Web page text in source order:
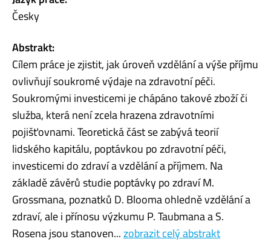
Česky
Abstrakt:
Cílem práce je zjistit, jak úroveň vzdělání a výše příjmu
ovlivňují soukromé výdaje na zdravotní péči.
Soukromými investicemi je chápáno takové zboží či
služba, která není zcela hrazena zdravotními
pojišťovnami. Teoretická část se zabývá teorií
lidského kapitálu, poptávkou po zdravotní péči,
investicemi do zdraví a vzdělání a příjmem. Na
základě závěrů studie poptávky po zdraví M.
Grossmana, poznatků D. Blooma ohledně vzdělání a
zdraví, ale i přínosu výzkumu P. Taubmana a S.
Rosena jsou stanoven...zobrazit celý abstrakt